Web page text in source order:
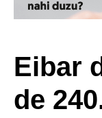
Eibar
de